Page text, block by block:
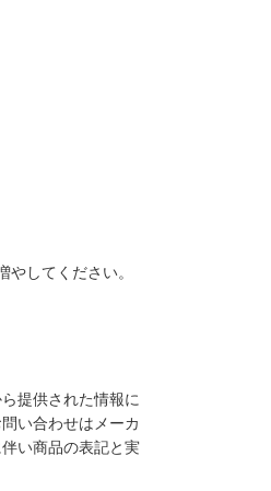
してください。
提供された情報に
い合わせはメーカ
い商品の表記と実